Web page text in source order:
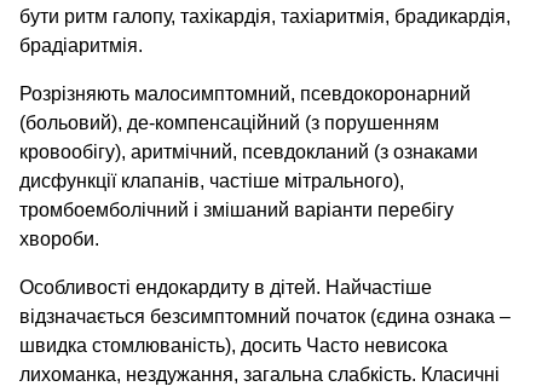
бути ритм галопу, тахікардія, тахіаритмія, брадикардія,
брадіаритмія.
Розрізняють малосимптомний, псевдокоронарний
(больовий), де-компенсаційний (з порушенням
кровообігу), аритмічний, псевдокланий (з ознаками
дисфункції клапанів, частіше мітрального),
тромбоемболічний і змішаний варіанти перебігу
хвороби.
Особливості ендокардиту в дітей. Найчастіше
відзначається безсимптомний початок (єдина ознака –
швидка стомлюваність), досить Часто невисока
лихоманка, нездужання, загальна слабкість. Класичні